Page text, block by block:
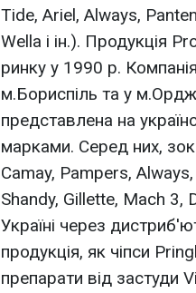
Tide, Ariel, Always,
Wella і ін.). Продукція
ринку у 1990 р.
м.Бориспіль та у
представлена на
марками. Серед них,
Camay, Pampers,
Shandy, Gillette, Mach 3,
Україні через
продукція, як чіпси
препарати від застуди